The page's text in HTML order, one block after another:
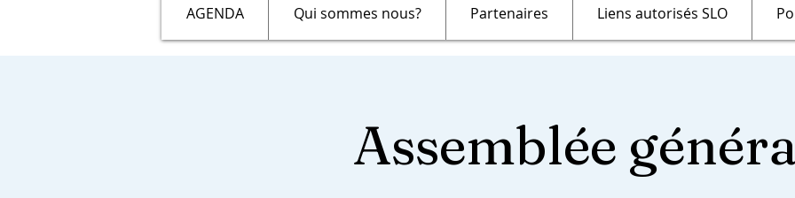
AGENDA Qui sommes nous? Partenaires Liens autorisés SLO
Assemblée